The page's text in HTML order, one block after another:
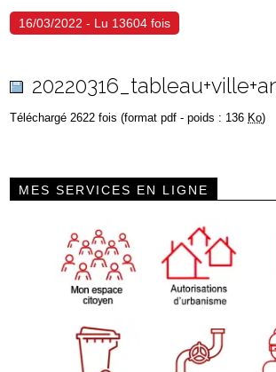
16/03/2022 - Lu 13604 fois
Téléchargé 2622 fois (format pdf - poids : 136 Ko)
MES SERVICES EN LIGNE